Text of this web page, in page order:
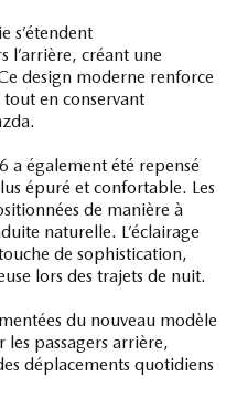
s’étendent
l’arrière, créant une
design moderne renforce
en conservant
a également été repensé
épuré et confortable. Les
de manière à
naturelle. L’éclairage
de sophistication,
lors des trajets de nuit.
du nouveau modèle
les passagers arrière,
déplacements quotidiens